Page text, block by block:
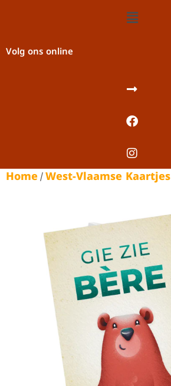
Volg ons online
Home / West-Vlaamse Kaartjes